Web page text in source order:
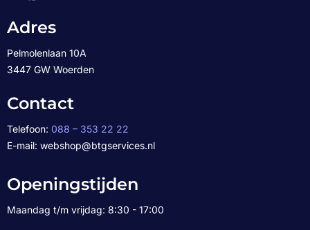
Adres
Pelmolenlaan 10A
3447 GW Woerden
Contact
Telefoon: 088 – 353 22 22
E-mail: webshop@btgservices.nl
Openingstijden
Maandag t/m vrijdag: 8:30 - 17:00